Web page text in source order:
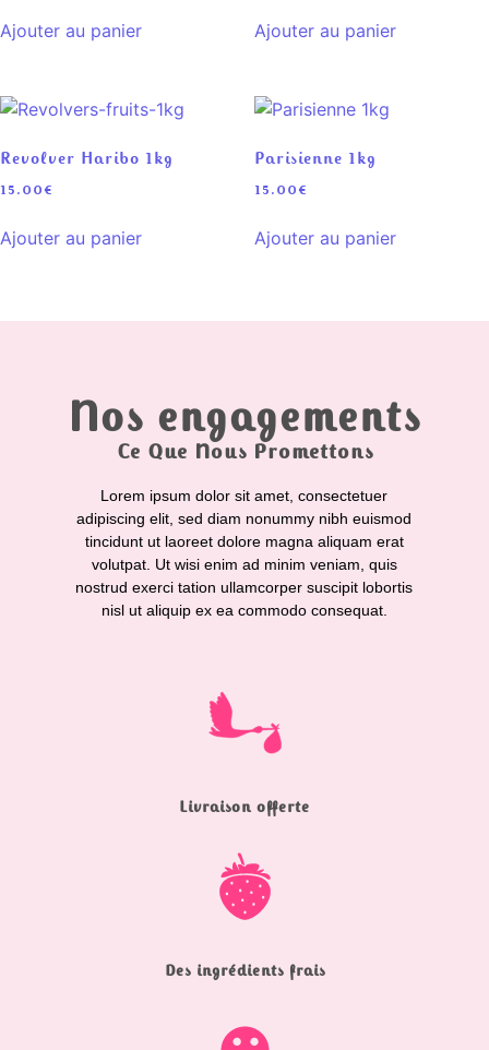
Ajouter au panier Ajouter au panier
Revolver Haribo 1kg
15.00€
Ajouter au panier
Parisienne 1kg
15.00€
Ajouter au panier
Nos engagements
Ce Que Nous Promettons
Lorem ipsum dolor sit amet, consectetuer
adipiscing elit, sed diam nonummy nibh euismod
tincidunt ut laoreet dolore magna aliquam erat
volutpat. Ut wisi enim ad minim veniam, quis
nostrud exerci tation ullamcorper suscipit lobortis
nisl ut aliquip ex ea commodo consequat.
Livraison offerte
Des ingrédients frais